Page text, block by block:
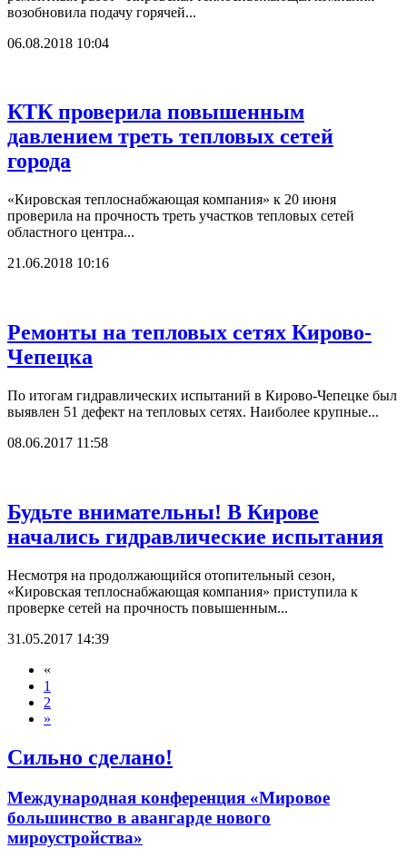
возобновила подачу горячей...
06.08.2018 10:04
КТК проверила повышенным
давлением треть тепловых сетей
города
«Кировская теплоснабжающая компания» к 20 июня
проверила на прочность треть участков тепловых сетей
областного центра...
21.06.2018 10:16
Ремонты на тепловых сетях Кирово-
Чепецка
По итогам гидравлических испытаний в Кирово-Чепецке был
выявлен 51 дефект на тепловых сетях. Наиболее крупные...
08.06.2017 11:58
Будьте внимательны! В Кирове
начались гидравлические испытания
Несмотря на продолжающийся отопительный сезон,
«Кировская теплоснабжающая компания» приступила к
проверке сетей на прочность повышенным...
31.05.2017 14:39
«
1
2
»
Сильно сделано!
Международная конференция «Мировое
большинство в авангарде нового
мироустройства»